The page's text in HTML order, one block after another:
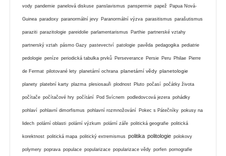
vody pandemie panelová diskuse panslavismus panspermie papež Papua Nová-
Guinea paradoxy paranormální jevy Paranormální výzva parasitismus parašutismus
paraziti parazitologie pareidolie parlamentarismus Parthie partnerské vztahy
partnerský vztah pásmo Gazy pastevectví patologie pavěda pedagogika pediatrie
pedologie peníze periodická tabulka prvků Perseverance Persie Peru Philae Pierre
de Fermat pilotované lety planetární ochrana planetární vědy planetologie
planety platební karty plazma plesiosauři plodnost Pluto počasí počátky života
počítače počítačové hry počítání Pod Svícnem podledovcová jezera pohádky
pohlaví pohlavní dimorfismus pohlavní rozmnožování Pokec s Pátečníky pokusy na
lidech polární oblasti polární výzkum polární záře politická geografie politická
korektnost politická mapa politický extremismus politika politologie polokovy
polymery poprava populace popularizace popularizace vědy porfen pornografie